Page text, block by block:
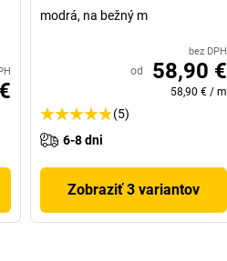
modrá, na bežný m
bez DPH
od 58,90 €
58,90 € /m
(5)
6-8 dni
Zobraziť 3 variantov